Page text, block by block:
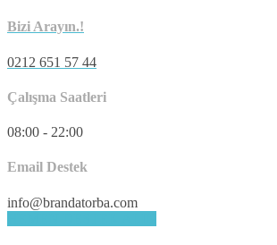
Bizi Arayın.!
0212 651 57 44
Çalışma Saatleri
08:00 - 22:00
Email Destek
info@brandatorba.com